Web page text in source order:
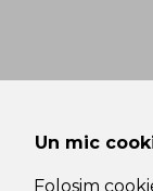
Un mic
Folosim